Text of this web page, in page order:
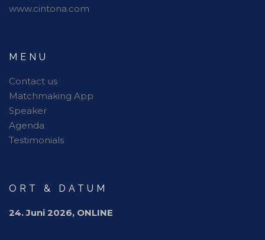
www.cintona.com
MENU
Contact us
Matchmaking App
Speaker
Agenda
Testimonials
ORT & DATUM
24. Juni 2026, ONLINE